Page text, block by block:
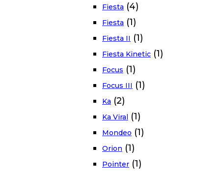
Fiesta (4)
Fiesta (1)
Fiesta II (1)
Fiesta Kinetic (1)
Focus (1)
Focus III (1)
Ka (2)
Ka Viral (1)
Mondeo (1)
Orion (1)
Pointer (1)